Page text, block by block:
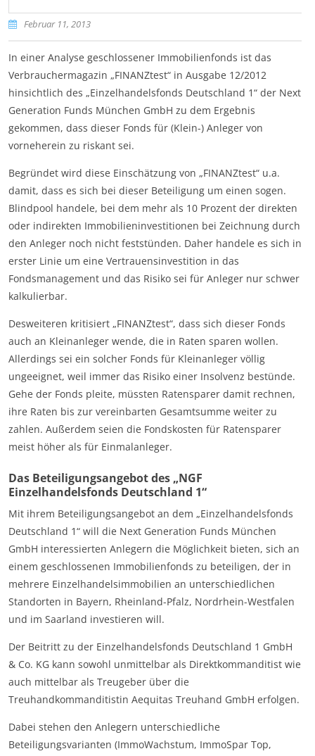
Februar 11, 2013
In einer Analyse geschlossener Immobilienfonds ist das
Verbrauchermagazin „FINANZtest“ in Ausgabe 12/2012
hinsichtlich des „Einzelhandelsfonds Deutschland 1“ der Next
Generation Funds München GmbH zu dem Ergebnis
gekommen, dass dieser Fonds für (Klein-) Anleger von
vorneherein zu riskant sei.
Begründet wird diese Einschätzung von „FINANZtest“ u.a.
damit, dass es sich bei dieser Beteiligung um einen sogen.
Blindpool handele, bei dem mehr als 10 Prozent der direkten
oder indirekten Immobilieninvestitionen bei Zeichnung durch
den Anleger noch nicht feststünden. Daher handele es sich in
erster Linie um eine Vertrauensinvestition in das
Fondsmanagement und das Risiko sei für Anleger nur schwer
kalkulierbar.
Desweiteren kritisiert „FINANZtest“, dass sich dieser Fonds
auch an Kleinanleger wende, die in Raten sparen wollen.
Allerdings sei ein solcher Fonds für Kleinanleger völlig
ungeeignet, weil immer das Risiko einer Insolvenz bestünde.
Gehe der Fonds pleite, müssten Ratensparer damit rechnen,
ihre Raten bis zur vereinbarten Gesamtsumme weiter zu
zahlen. Außerdem seien die Fondskosten für Ratensparer
meist höher als für Einmalanleger.
Das Beteiligungsangebot des „NGF
Einzelhandelsfonds Deutschland 1“
Mit ihrem Beteiligungsangebot an dem „Einzelhandelsfonds
Deutschland 1“ will die Next Generation Funds München
GmbH interessierten Anlegern die Möglichkeit bieten, sich an
einem geschlossenen Immobilienfonds zu beteiligen, der in
mehrere Einzelhandelsimmobilien an unterschiedlichen
Standorten in Bayern, Rheinland-Pfalz, Nordrhein-Westfalen
und im Saarland investieren will.
Der Beitritt zu der Einzelhandelsfonds Deutschland 1 GmbH
& Co. KG kann sowohl unmittelbar als Direktkommanditist wie
auch mittelbar als Treugeber über die
Treuhandkommanditistin Aequitas Treuhand GmbH erfolgen.
Dabei stehen den Anlegern unterschiedliche
Beteiligungsvarianten (ImmoWachstum, ImmoSpar Top,